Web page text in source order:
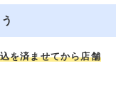
を済ませてから店舗